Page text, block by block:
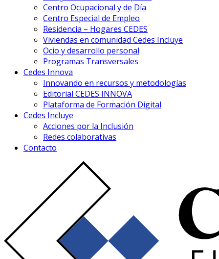
Centro Ocupacional y de Día
Centro Especial de Empleo
Residencia – Hogares CEDES
Viviendas en comunidad Cedes Incluye
Ocio y desarrollo personal
Programas Transversales
Cedes Innova
Innovando en recursos y metodologías
Editorial CEDES INNOVA
Plataforma de Formación Digital
Cedes Incluye
Acciones por la Inclusión
Redes colaborativas
Contacto